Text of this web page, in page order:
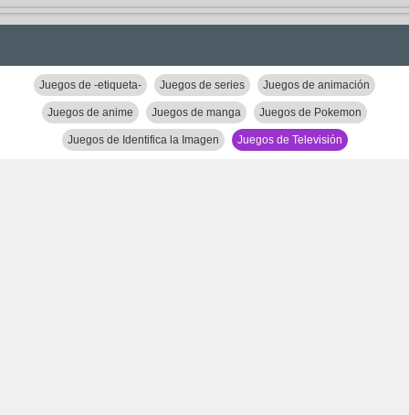
Juegos de -etiqueta- Juegos de series Juegos de animación
Juegos de anime Juegos de manga Juegos de Pokemon
Juegos de Identifica la Imagen Juegos de Televisión